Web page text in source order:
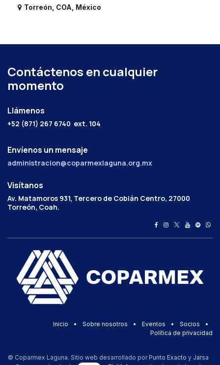
Torreón COA México
Contáctenos en cualquier
momento
Llámenos
+52 (871) 267 6740 ext. 104
Envíenos un mensaje
administracion@coparmexlaguna.org.mx
Visítanos
Av. Matamoros 931, Tercero de Cobián Centro, 27000
Torreón, Coah.
Inicio • Sobre nosotros • Eventos • Socios
•
Política de privacidad
© Coparmex Laguna. Sitio web desarrollado por Punto Exacto y Jarsa